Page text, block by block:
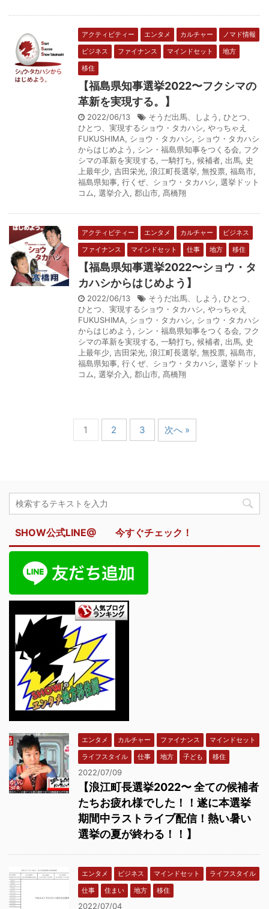
アクティビティー エンタメ カルチャー
ノマド情報
ビジネス
ファイナンス マインドセット
地方
移住
【福島県知事選挙2022〜フクシマの
革新を実現する。】
2022/06/13 そうだ出馬、しよう , ひとつ、
ひとつ、実現するショウ・タカハシ, やっちゃえ
FUKUSHIMA, ショウ・タカハシ, ショウ・タカハシ
からはじめよう , シン・福島県知事をつくる会, フク
シマの革新を実現する, 一騎打ち, 候補者, 出馬, 史
上最年少, 吉田栄光, 浪江町長選挙, 無投票, 福島市,
福島県知事, 行くぜ、ショウ・タカハシ, 選挙ドット
コム, 選挙介入 , 郡山市, 髙橋翔
アクティビティー エンタメ カルチャー
ビジネス
ファイナンス
マインドセット 仕事 地方 移住
【福島県知事選挙2022〜ショウ・タ
カハシからはじめよう】
2022/06/13 そうだ出馬、しよう , ひとつ、
ひとつ、実現するショウ・タカハシ, やっちゃえ
FUKUSHIMA, ショウ・タカハシ, ショウ・タカハシ
からはじめよう , シン・福島県知事をつくる会, フク
シマの革新を実現する, 一騎打ち, 候補者, 出馬, 史
上最年少, 吉田栄光, 浪江町長選挙, 無投票, 福島市,
福島県知事, 行くぜ、ショウ・タカハシ, 選挙ドット
コム, 選挙介入 , 郡山市, 髙橋翔
1 2 3 次へ »
SHOW公式LINE@ 今すぐチェック！
エンタメ カルチャー ファイナンス
マインドセット
ライフスタイル
仕事 地方 子ども 移住
2022/07/09
【浪江町長選挙2022〜 全ての候補者
たちお疲れ様でした！！遂に本選挙
期間中ラストライブ配信！熱い暑い
選挙の夏が終わる！！】
エンタメ ビジネス マインドセット
ライフスタイル
仕事
住まい 地方 移住
2022/07/04